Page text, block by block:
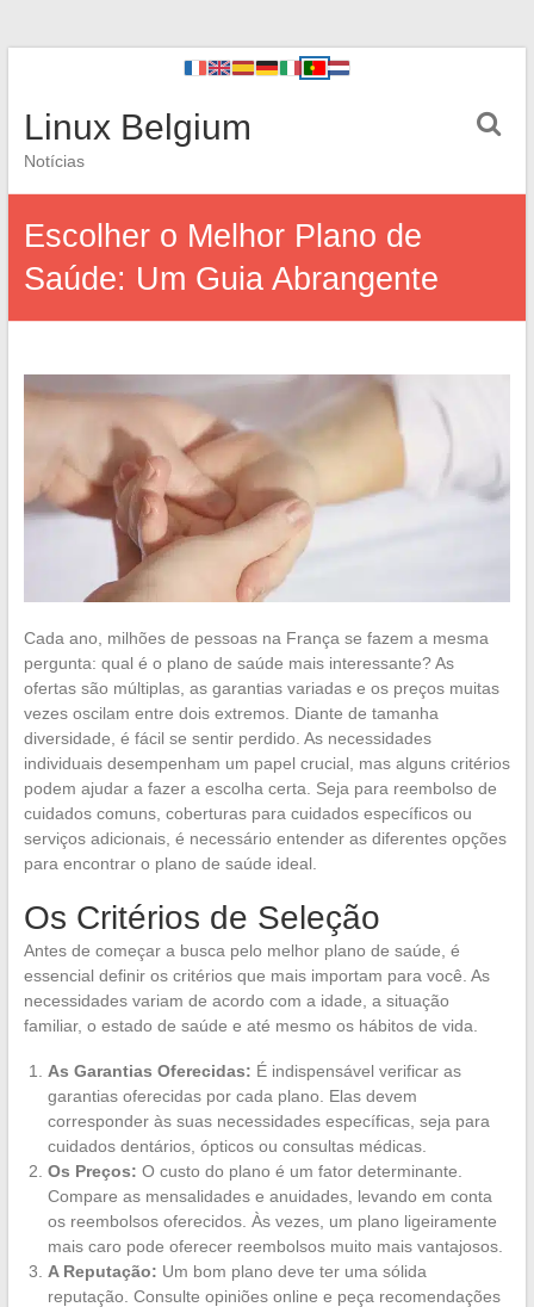
Linux Belgium
Notícias
Escolher o Melhor Plano de
Saúde: Um Guia Abrangente
Cada ano, milhões de pessoas na França se fazem a mesma
pergunta: qual é o plano de saúde mais interessante? As
ofertas são múltiplas, as garantias variadas e os preços muitas
vezes oscilam entre dois extremos. Diante de tamanha
diversidade, é fácil se sentir perdido. As necessidades
individuais desempenham um papel crucial, mas alguns critérios
podem ajudar a fazer a escolha certa. Seja para reembolso de
cuidados comuns, coberturas para cuidados específicos ou
serviços adicionais, é necessário entender as diferentes opções
para encontrar o plano de saúde ideal.
Os Critérios de Seleção
Antes de começar a busca pelo melhor plano de saúde, é
essencial definir os critérios que mais importam para você. As
necessidades variam de acordo com a idade, a situação
familiar, o estado de saúde e até mesmo os hábitos de vida.
As Garantias Oferecidas: É indispensável verificar as
garantias oferecidas por cada plano. Elas devem
corresponder às suas necessidades específicas, seja para
cuidados dentários, ópticos ou consultas médicas.
Os Preços: O custo do plano é um fator determinante.
Compare as mensalidades e anuidades, levando em conta
os reembolsos oferecidos. Às vezes, um plano ligeiramente
mais caro pode oferecer reembolsos muito mais vantajosos.
A Reputação: Um bom plano deve ter uma sólida
reputação. Consulte opiniões online e peça recomendações